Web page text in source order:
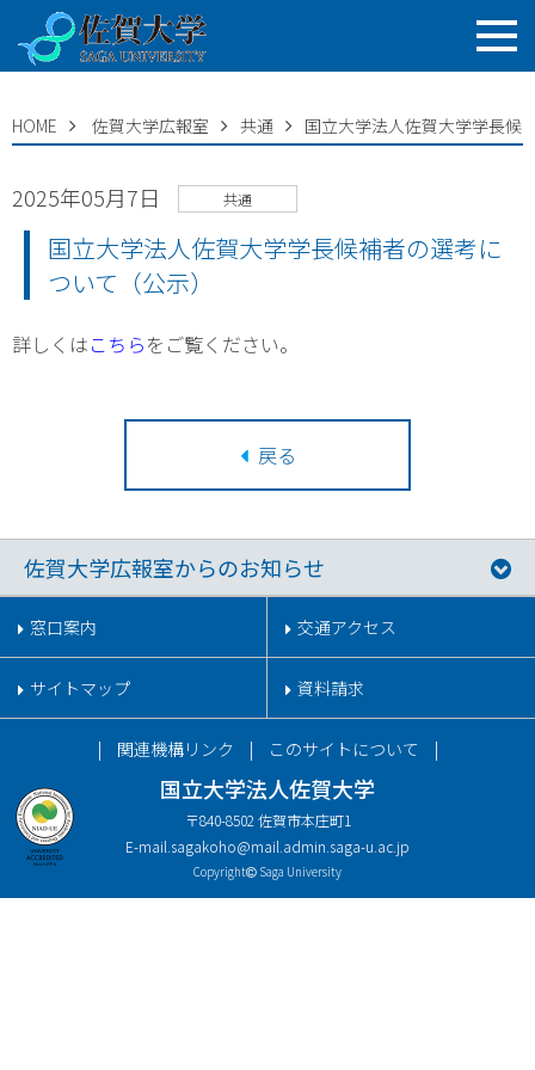
HOME 佐賀大学広報室 共通 国立大学法人佐賀大学学長候
2025年05月7日 共通
国立大学法人佐賀大学学長候補者の選考に
ついて（公示）
詳しくはこちらをご覧ください。
戻る
佐賀大学広報室からのお知らせ
窓口案内 交通アクセス
サイトマップ 資料請求
国立大学法人佐賀大学
〒840-8502 佐賀市本庄町1
E-mail. sagakoho@mail.admin.saga-u.ac.jp
関連機構リンク このサイトについて
Copyright Saga University